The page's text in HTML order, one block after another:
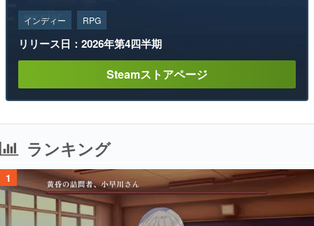
インディー RPG
リリース日：2026年第4四半期
Steamストアページ
ランキング
1